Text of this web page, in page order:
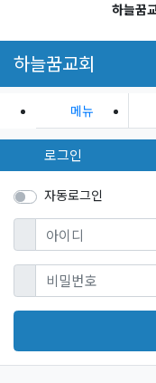
하늘꿈
하늘꿈교회
메뉴
로그인
자동로그인
아이디필수
비밀번호필수